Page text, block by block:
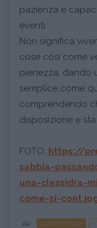
pazienza e
eventi.
Non significa
cose così come
pienezza, dando
semplice come
comprendendo
disposizione e
FOTO: https://
sabbia-
una-clessidra-
come-si-
da: COMPETENZE